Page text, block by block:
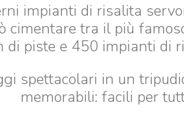
impianti di risalita
cimentare tra il più
di piste e 450 impianti di
spettacolari in un
memorabili: facili per